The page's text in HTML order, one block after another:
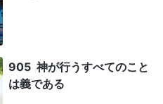
905 神が行うすべてのこと
は義である